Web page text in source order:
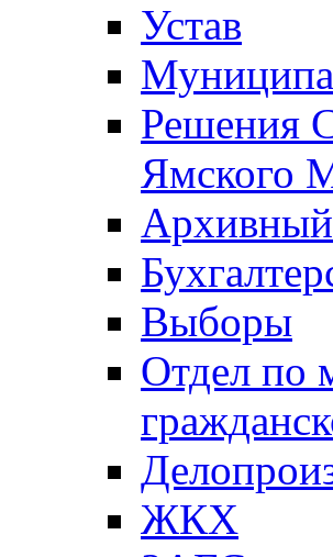
Устав
Решения
Ямского
Архивный
Выборы
Отдел по
ЖКХ